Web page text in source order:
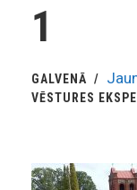
1
GALVENĀ
VĒSTURES